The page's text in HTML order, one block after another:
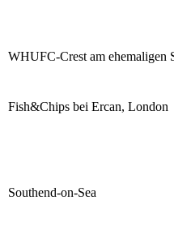
WHUFC-Crest am ehemaligen
Fish&Chips bei Ercan, London
Southend-on-Sea